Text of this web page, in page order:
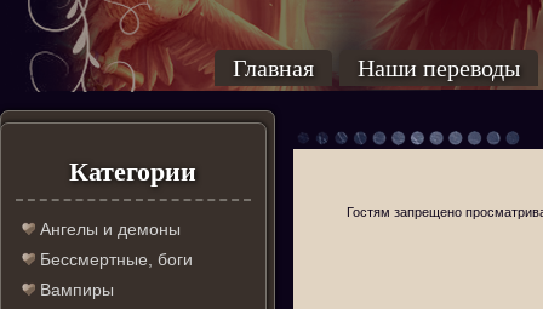
Главная Наши переводы
Категории
Ангелы и демоны
Бессмертные, боги
Вампиры
Гостям запрещено